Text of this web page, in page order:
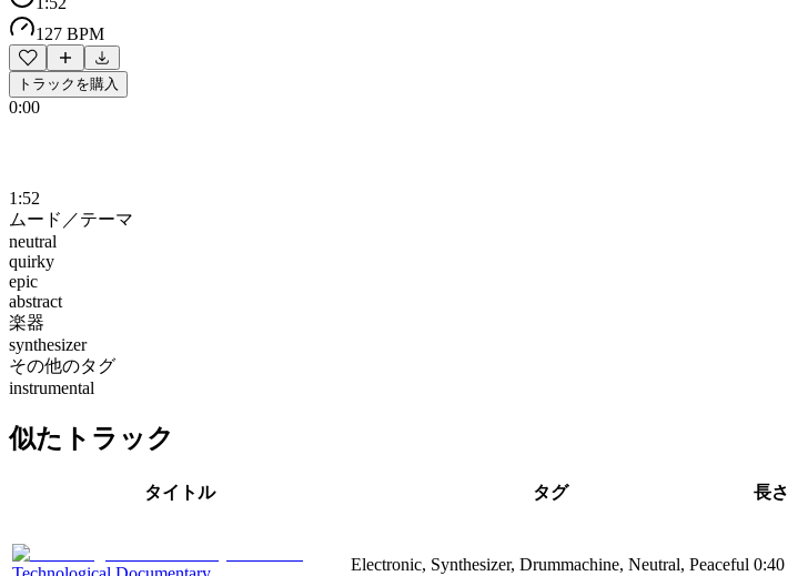
127 BPM
トラックを購入
0:00
1:52
ムード／テーマ
neutral
quirky
epic
abstract
楽器
synthesizer
その他のタグ
instrumental
似たトラック
タイトル タグ 長さ
Electronic, Synthesizer, Drummachine, Neutral, Peaceful 0:40